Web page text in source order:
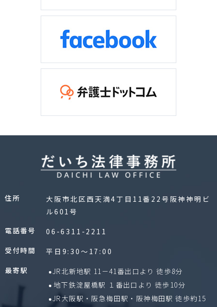
住所
大阪市北区西天満4丁目11番22号阪神神明ビ
ル601号
電話番号
06-6311-2211
受付時間
平日9:30〜17:00
最寄駅
JR北新地駅 11－41番出口より 徒歩8分
地下鉄淀屋橋駅 １番出口より 徒歩10分
JR大阪駅・阪急梅田駅・阪神梅田駅 徒歩約15